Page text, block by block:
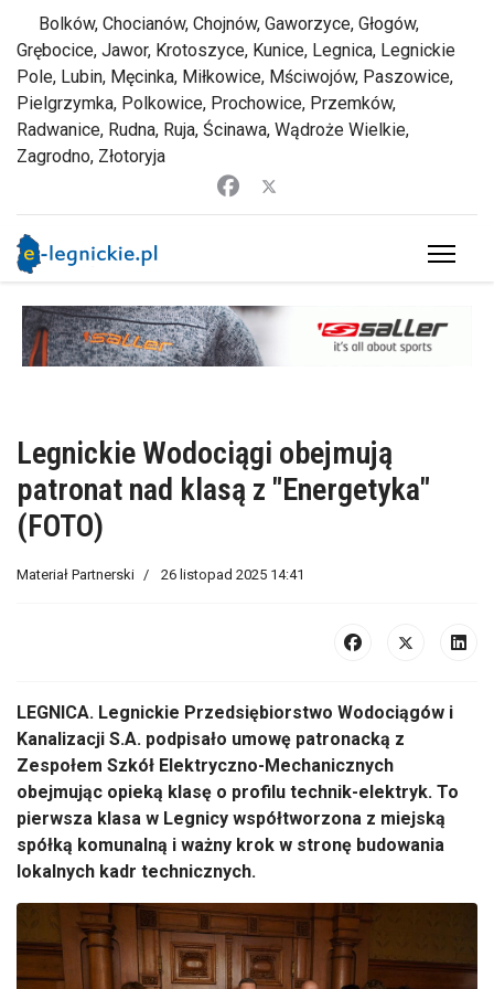
Bolków, Chocianów, Chojnów, Gaworzyce, Głogów,
Grębocice, Jawor, Krotoszyce, Kunice, Legnica, Legnickie
Pole, Lubin, Męcinka, Miłkowice, Mściwojów, Paszowice,
Pielgrzymka, Polkowice, Prochowice, Przemków,
Radwanice, Rudna, Ruja, Ścinawa, Wądroże Wielkie,
Zagrodno, Złotoryja
Legnickie Wodociągi obejmują
patronat nad klasą z "Energetyka"
(FOTO)
Materiał Partnerski 26 listopad 2025 14:41
LEGNICA. Legnickie Przedsiębiorstwo Wodociągów i
Kanalizacji S.A. podpisało umowę patronacką z
Zespołem Szkół Elektryczno-Mechanicznych
obejmując opieką klasę o profilu technik-elektryk. To
pierwsza klasa w Legnicy współtworzona z miejską
spółką komunalną i ważny krok w stronę budowania
lokalnych kadr technicznych.